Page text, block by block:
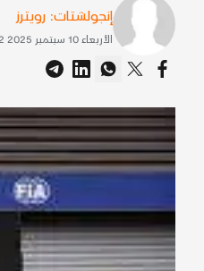
إنجولشتات: رويترز
الأربعاء 10 سبتمبر 2025 15:22